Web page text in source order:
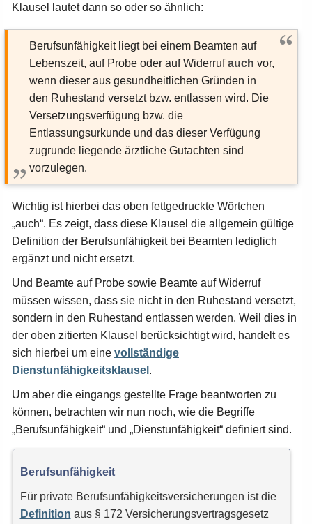
Klausel lautet dann so oder so ähnlich:
Berufsunfähigkeit liegt bei einem Beamten auf
Lebenszeit, auf Probe oder auf Widerrufauch vor,
wenn dieser aus gesundheitlichen Gründen in
den Ruhestand versetzt bzw. entlassen wird. Die
Versetzungsverfügung bzw. die
Entlassungsurkunde und das dieser Verfügung
zugrunde liegende ärztliche Gutachten sind
vorzulegen.
Wichtig ist hierbei das oben fettgedruckte Wörtchen
„auch“. Es zeigt, dass diese Klausel die allgemein gültige
Definition der Berufsunfähigkeit bei Beamten lediglich
ergänzt und nicht ersetzt.
Und Beamte auf Probe sowie Beamte auf Widerruf
müssen wissen, dass sie nicht in den Ruhestand versetzt,
sondern in den Ruhestand entlassen werden. Weil dies in
der oben zitierten Klausel berücksichtigt wird, handelt es
sich hierbei um eine vollständige
Dienstunfähigkeitsklausel .
Um aber die eingangs gestellte Frage beantworten zu
können, betrachten wir nun noch, wie die Begriffe
„Berufsunfähigkeit“ und „Dienstunfähigkeit“ definiert sind.
Berufsunfähigkeit
Für private Berufsunfähigkeitsversicherungen ist die
Definition aus § 172 Versicherungsvertragsgesetz